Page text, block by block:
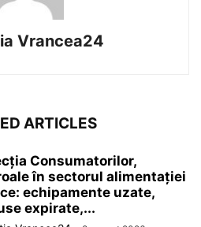
Vrancea24
ARTICLES
Consumatorilor,
în sectorul alimentației
echipamente uzate,
expirate,...